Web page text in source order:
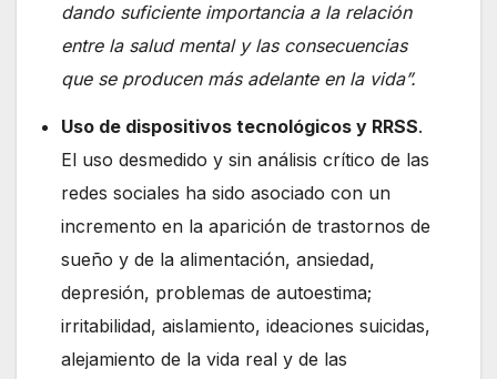
dando suficiente importancia a la relación
entre la salud mental y las consecuencias
que se producen más adelante en la vida”.
Uso de dispositivos tecnológicos y RRSS.
El uso desmedido y sin análisis crítico de las
redes sociales ha sido asociado con un
incremento en la aparición de trastornos de
sueño y de la alimentación, ansiedad,
depresión, problemas de autoestima;
irritabilidad, aislamiento, ideaciones suicidas,
alejamiento de la vida real y de las